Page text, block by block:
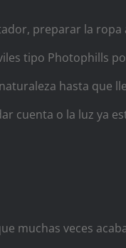
preparar la
tipo Photophills
hasta que
cuenta o la luz ya
muchas veces